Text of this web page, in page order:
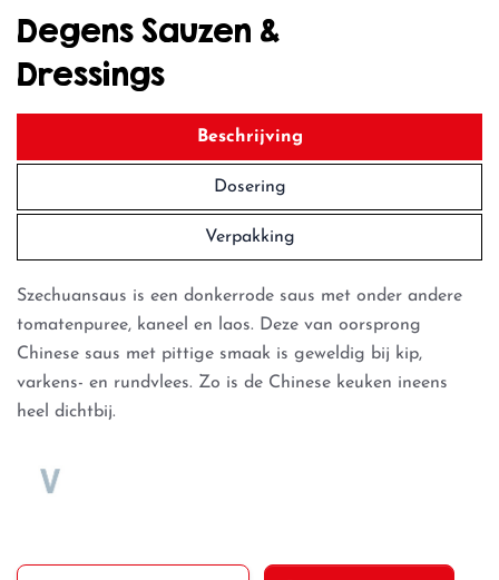
Degens Sauzen &
Dressings
Beschrijving
Dosering
Verpakking
Szechuansaus is een donkerrode saus met onder andere
tomatenpuree, kaneel en laos. Deze van oorsprong
Chinese saus met pittige smaak is geweldig bij kip,
varkens- en rundvlees. Zo is de Chinese keuken ineens
heel dichtbij.